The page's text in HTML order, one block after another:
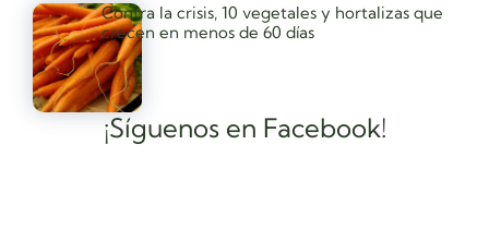
¡Síguenos en Facebook!
Contra la crisis, 10 vegetales y hortalizas que
crecen en menos de 60 días